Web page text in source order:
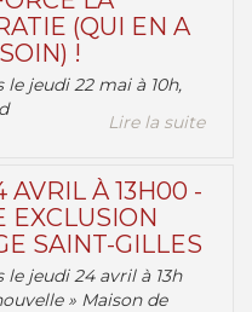
(QUI EN A
!
le jeudi 22 mai à 10h,
Lire la suite
AVRIL À 13H00 -
EXCLUSION
SAINT-GILLES
le jeudi 24 avril à 13h
» Maison de